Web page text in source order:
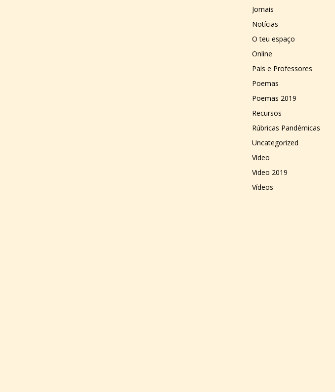
Jornais
Notícias
O teu espaço
Online
Pais e Professores
Poemas
Poemas 2019
Recursos
Rúbricas Pandémicas
Uncategorized
Vídeo
Video 2019
Vídeos